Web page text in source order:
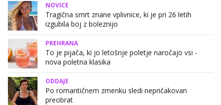
NOVICE
Tragična smrt znane vplivnice, ki je pri 26 letih
izgubila boj z boleznijo
PREHRANA
To je pijača, ki jo letošnje poletje naročajo vsi -
nova poletna klasika
ODDAJE
Po romantičnem zmenku sledi nepričakovan
preobrat